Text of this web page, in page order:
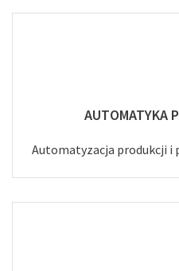
AUTOMATYKA
Automatyzacja produkcji i